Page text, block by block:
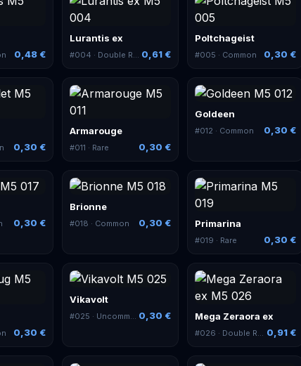
0,48 €
Lurantis ex
#004 · Double Rare 0,61 €
Poltchageist
#005 · Common 0,30 €
0,30 €
Armarouge
#011 · Rare 0,30 €
Goldeen
#012 · Common 0,30 €
0,30 €
Brionne
#018 · Common 0,30 € Primarina
#019 · Rare 0,30 €
0,30 €
Vikavolt
#025 · Uncommon 0,30 € Mega Zeraora ex
#026 · Double Rare 0,91 €